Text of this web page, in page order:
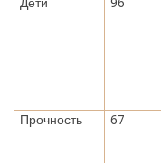
Прочность
67